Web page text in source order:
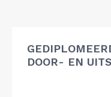
DOOR- EN